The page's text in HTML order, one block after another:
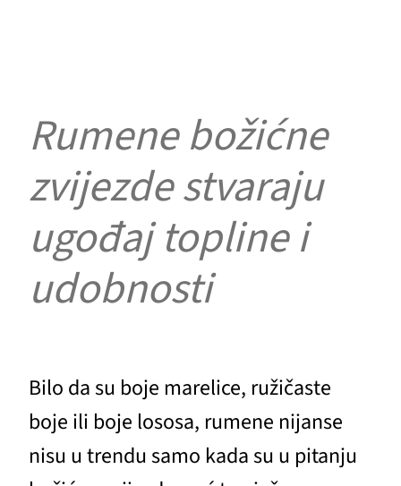
Rumene božićne
zvijezde stvaraju
ugođaj topline i
udobnosti
Bilo da su boje marelice, ružičaste
boje ili boje lososa, rumene nijanse
nisu u trendu samo kada su u pitanju